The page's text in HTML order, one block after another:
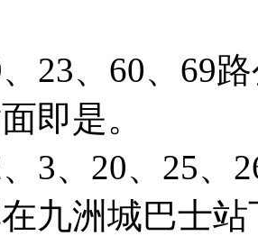
23、60、69
即是。
3、20、25、
九洲城巴士站